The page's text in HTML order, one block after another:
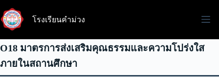
to
content
โรงเรียนคำม่วง
O18 มาตรการส่งเสริมคุณธรรมและความโปร่งใส
ภายในสถานศึกษา